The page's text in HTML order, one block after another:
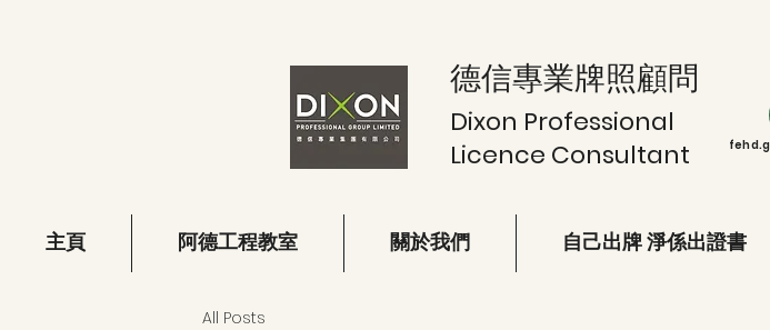
德信專業牌照顧問
Dixon Professional
Licence Consultant
主頁 阿德工程教室 關於我們 自己出牌 淨係出證書
All Posts